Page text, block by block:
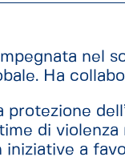
nel
Ha
di
iniziative a